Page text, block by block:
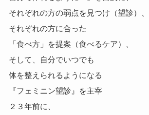
それぞれの方の弱点を見つけ（望診）、
それぞれの方に合った
「食べ方」を提案（食べるケア）、
そして、自分でいつでも
体を整えられるようになる
『フェミニン望診』を主宰
２３年前に、